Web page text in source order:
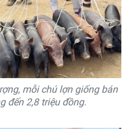
mỗi chú lợn giống bán
đến 2,8 triệu đồng.